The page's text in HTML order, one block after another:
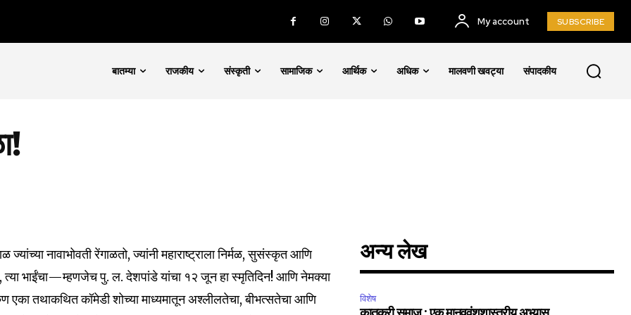
My account SUBSCRIBE
बातम्या राजकीय संस्कृती सामाजिक आर्थिक अधिक मालवणी खवट्या संपादकीय
ज्यांच्या नावाभोवती रेंगाळतो, ज्यांनी महाराष्ट्राला निर्मळ, सुसंस्कृत आणि
त्या भाईंचा—म्हणजेच पु. ल. देशपांडे यांचा १२ जून हा स्मृतिदिन! आणि नेमक्या
एका तथाकथित कॉमेडी शोच्या माध्यमातून अश्लीलतेचा, बीभत्सतेचा आणि
अन्य लेख
विशेष